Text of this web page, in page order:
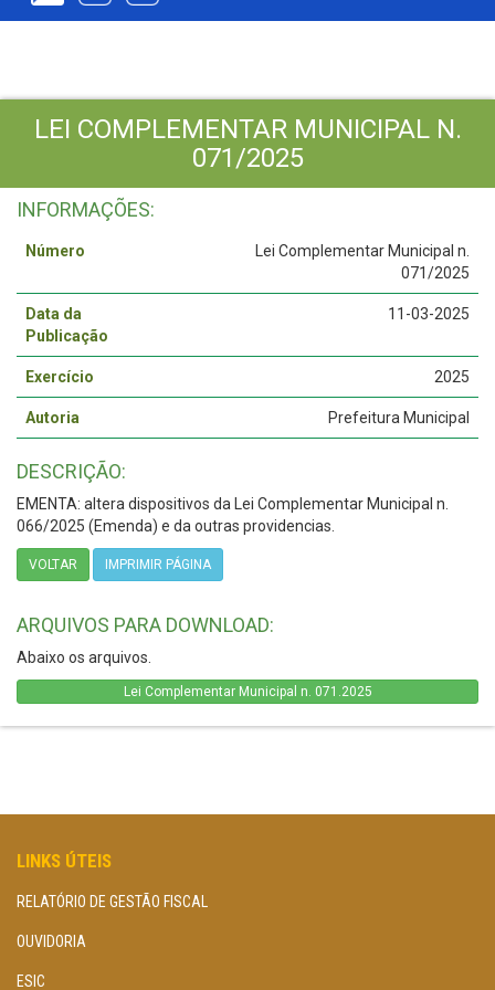
LEI COMPLEMENTAR MUNICIPAL N.
071/2025
INFORMAÇÕES:
Número
Lei Complementar Municipal n.
071/2025
Data da
Publicação
11-03-2025
Exercício 2025
Autoria Prefeitura Municipal
DESCRIÇÃO:
EMENTA: altera dispositivos da Lei Complementar Municipal n.
066/2025 (Emenda) e da outras providencias.
VOLTAR IMPRIMIR PÁGINA
ARQUIVOS PARA DOWNLOAD:
Abaixo os arquivos.
Lei Complementar Municipal n. 071.2025
LINKS ÚTEIS
RELATÓRIO DE GESTÃO FISCAL
OUVIDORIA
ESIC